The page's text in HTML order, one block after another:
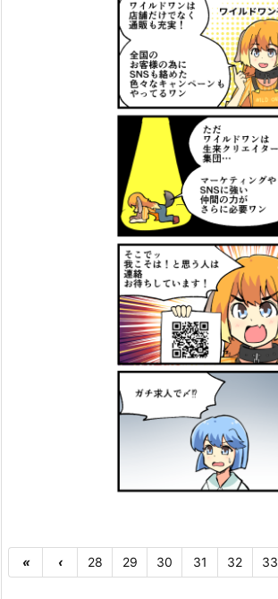
« ‹ 28 29 30 31 32 33